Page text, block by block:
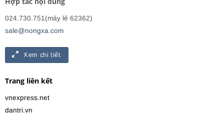
024.730.751(máy lẻ 62362)
sale@nongxa.com
Xem chi tiết
Trang liên kết
vnexpress.net
dantri.vn